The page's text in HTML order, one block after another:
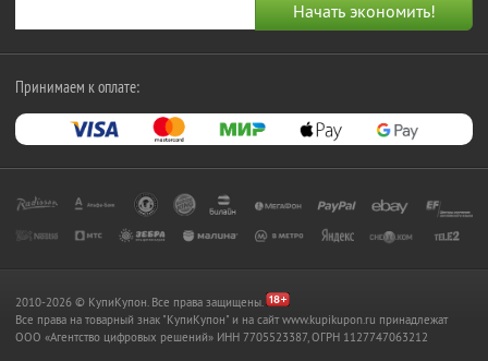
Принимаем к оплате:
2010-2026 © КупиКупон. Все права защищены.
Все права на товарный знак "КупиКупон" и на сайт www.kupikupon.ru принадлежат
OOO «Агентство цифровых решений» ИНН 7705523387, ОГРН 1127747063212